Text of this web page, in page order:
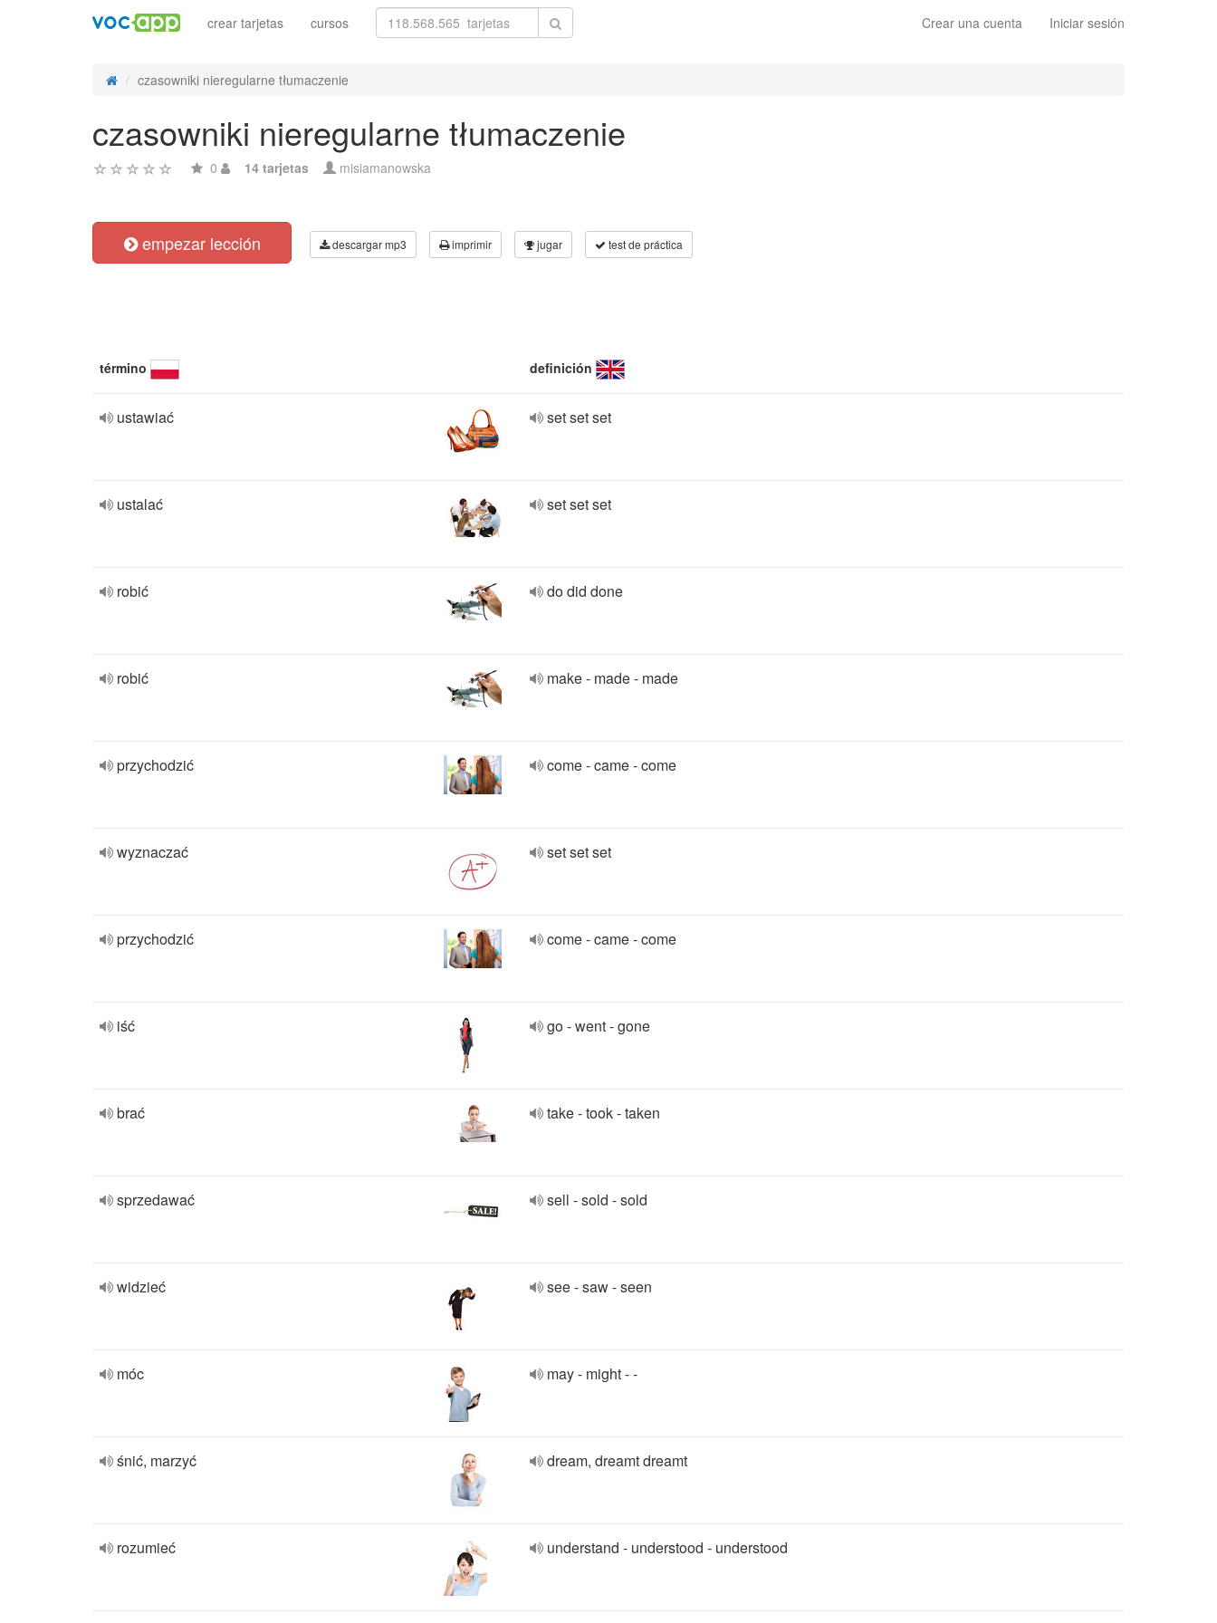
Crear una cuenta Iniciar sesión
crear tarjetas cursos
czasowniki nieregularne tłumaczenie
czasowniki nieregularne tłumaczenie
0 14 tarjetas misiamanowska
empezar lección descargar mp3 imprimir jugar test de práctica
término definición
ustawiać set set set
ustalać set set set
robić do did done
robić make - made - made
przychodzić come - came - come
wyznaczać set set set
przychodzić come - came - come
iść go - went - gone
brać take - took - taken
sprzedawać sell - sold - sold
widzieć see - saw - seen
móc may - might - -
śnić, marzyć dream, dreamt dreamt
rozumieć understand - understood - understood